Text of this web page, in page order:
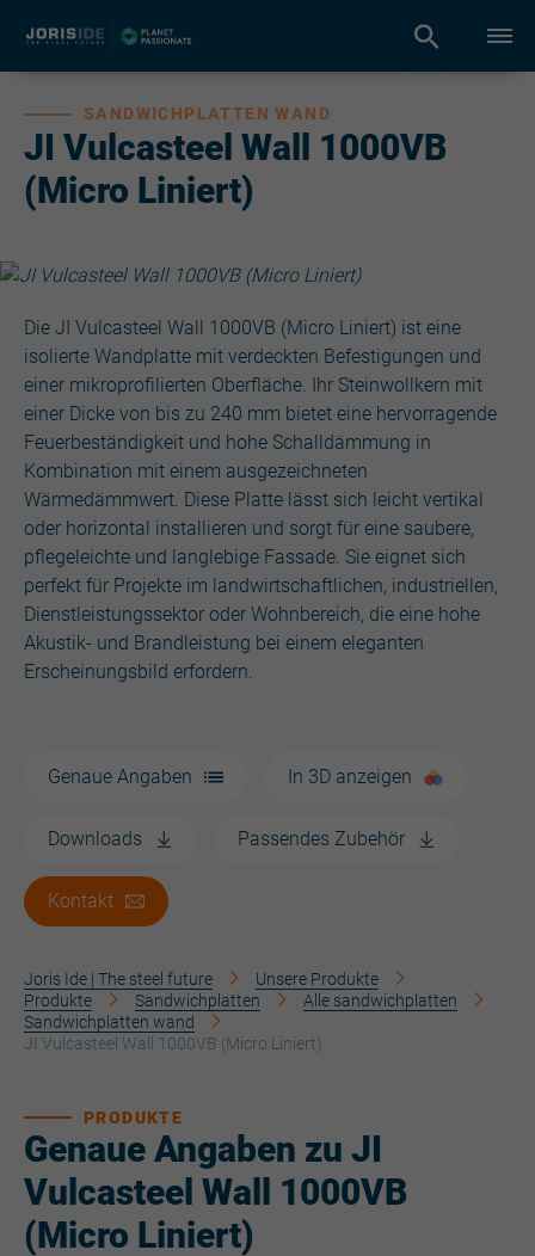
JI Vulcasteel Wall 1000VB
(Micro Liniert)
SANDWICHPLATTEN WAND
Die JI Vulcasteel Wall 1000VB (Micro Liniert) ist eine
isolierte Wandplatte mit verdeckten Befestigungen und
einer mikroprofilierten Oberfläche. Ihr Steinwollkern mit
einer Dicke von bis zu 240 mm bietet eine hervorragende
Feuerbeständigkeit und hohe Schalldämmung in
Kombination mit einem ausgezeichneten
Wärmedämmwert. Diese Platte lässt sich leicht vertikal
oder horizontal installieren und sorgt für eine saubere,
pflegeleichte und langlebige Fassade. Sie eignet sich
perfekt für Projekte im landwirtschaftlichen, industriellen,
Dienstleistungssektor oder Wohnbereich, die eine hohe
Akustik- und Brandleistung bei einem eleganten
Erscheinungsbild erfordern.
Genaue Angaben In 3D anzeigen
Downloads Passendes Zubehör
Kontakt
Joris Ide | The steel future
Unsere Produkte
Produkte
Sandwichplatten
Alle sandwichplatten
Sandwichplatten wand
JI Vulcasteel Wall 1000VB (Micro Liniert)
Genaue Angaben zu JI
Vulcasteel Wall 1000VB
(Micro Liniert)
PRODUKTE